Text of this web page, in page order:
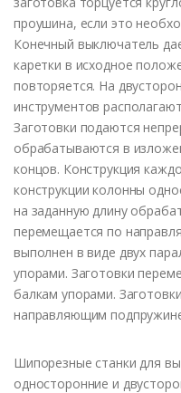
проушина, если это
Конечный выключатель
каретки в исходное
повторяется. На
инструментов
Заготовки подаются
обрабатываются в
концов. Конструкция
конструкции колонны
на заданную длину
перемещается по
выполнен в виде двух
упорами. Заготовки
балкам упорами.
направляющим
Шипорезные станки для
односторонние и